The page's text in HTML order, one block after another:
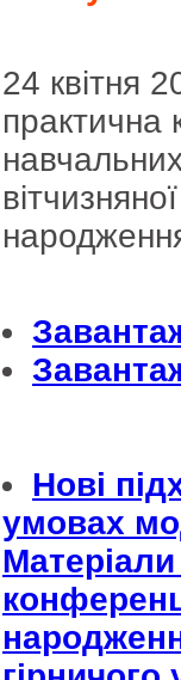
24 квітня
практична
Нові
умовах
Матеріали